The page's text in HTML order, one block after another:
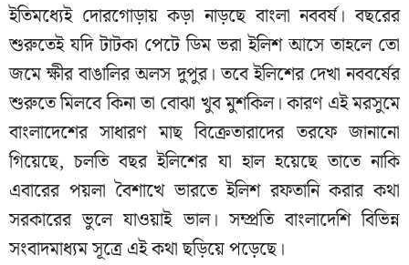
ইতিমধ্যেই দোরগোড়ায় কড়া নাড়ছে বাংলা নববর্ষ। বছরের
শুরুতেই যদি টাটকা পেটে ডিম ভরা ইলিশ আসে তাহলে তো
জমে ক্ষীর বাঙালির অলস দুপুর। তবে ইলিশের দেখা নববর্ষের
শুরুতে মিলবে কিনা তা বোঝা খুব মুশকিল। কারণ এই মরসুমে
বাংলাদেশের সাধারণ মাছ বিক্রেতারাদের তরফে জানানো
গিয়েছে, চলতি বছর ইলিশের যা হাল হয়েছে তাতে নাকি
এবারের পয়লা বৈশাখে ভারতে ইলিশ রফতানি করার কথা
সরকারের ভুলে যাওয়াই ভাল। সম্প্রতি বাংলাদেশি বিভিন্ন
সংবাদমাধ্যম সূত্রে এই কথা ছড়িয়ে পড়েছে।